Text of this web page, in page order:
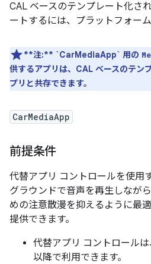
CAL ベースのテンプレート化さ
ートするには、プラットフォー
**注:** `CarMediaApp` 用の
供するアプリは、CAL ベースのテン
プリと共存できます。
CarMediaApp
前提条件
代替アプリ コントロールを使用
グラウンドで音声を再生しなが
めの注意散漫を抑えるように最
提供できます。
代替アプリ コントロールは
以降で利用できます。